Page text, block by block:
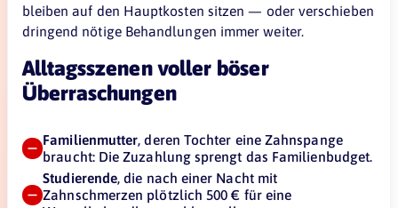
bleiben auf den Hauptkosten sitzen — oder verschieben
dringend nötige Behandlungen immer weiter.
Alltagsszenen voller böser
Überraschungen
Familienmutter, deren Tochter eine Zahnspange
braucht: Die Zuzahlung sprengt das Familienbudget.
Studierende, die nach einer Nacht mit
Zahnschmerzen plötzlich 500 € für eine